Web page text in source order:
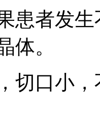
患者发
体。
切口小